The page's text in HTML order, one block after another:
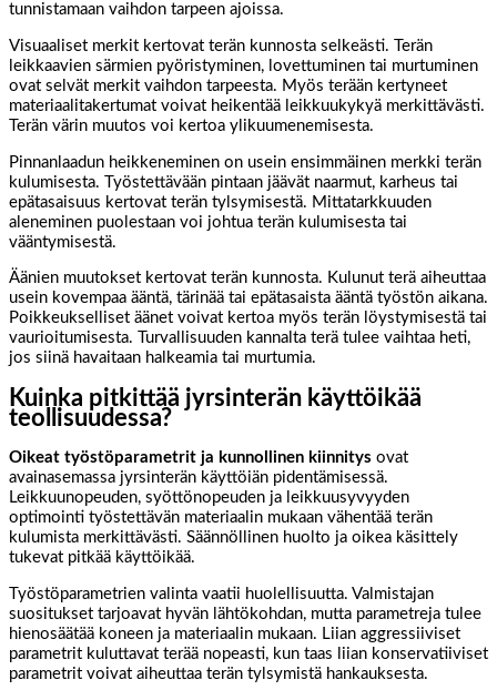
tunnistamaan vaihdon tarpeen ajoissa.
Visuaaliset merkit kertovat terän kunnosta selkeästi. Terän
leikkaavien särmien pyöristyminen, lovettuminen tai murtuminen
ovat selvät merkit vaihdon tarpeesta. Myös terään kertyneet
materiaalitakertumat voivat heikentää leikkuukykyä merkittävästi.
Terän värin muutos voi kertoa ylikuumenemisesta.
Pinnanlaadun heikkeneminen on usein ensimmäinen merkki terän
kulumisesta. Työstettävään pintaan jäävät naarmut, karheus tai
epätasaisuus kertovat terän tylsymisestä. Mittatarkkuuden
aleneminen puolestaan voi johtua terän kulumisesta tai
vääntymisestä.
Äänien muutokset kertovat terän kunnosta. Kulunut terä aiheuttaa
usein kovempaa ääntä, tärinää tai epätasaista ääntä työstön aikana.
Poikkeukselliset äänet voivat kertoa myös terän löystymisestä tai
vaurioitumisesta. Turvallisuuden kannalta terä tulee vaihtaa heti,
jos siinä havaitaan halkeamia tai murtumia.
Kuinka pitkittää jyrsinterän käyttöikää
teollisuudessa?
Oikeat työstöparametrit ja kunnollinen kiinnitys ovat
avainasemassa jyrsinterän käyttöiän pidentämisessä.
Leikkuunopeuden, syöttönopeuden ja leikkuusyvyyden
optimointi työstettävän materiaalin mukaan vähentää terän
kulumista merkittävästi. Säännöllinen huolto ja oikea käsittely
tukevat pitkää käyttöikää.
Työstöparametrien valinta vaatii huolellisuutta. Valmistajan
suositukset tarjoavat hyvän lähtökohdan, mutta parametreja tulee
hienosäätää koneen ja materiaalin mukaan. Liian aggressiiviset
parametrit kuluttavat terää nopeasti, kun taas liian konservatiiviset
parametrit voivat aiheuttaa terän tylsymistä hankauksesta.